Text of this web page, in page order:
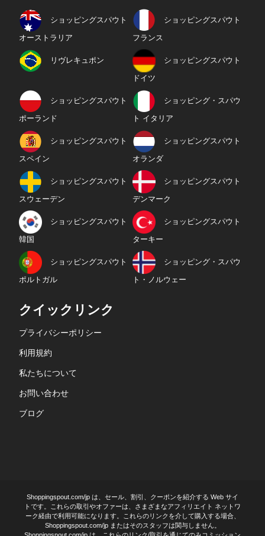
ショッピングスパウト
オーストラリア
ショッピングスパウト
フランス
リヴレキュポン ショッピングスパウト
ドイツ
ショッピングスパウト
ポーランド
ショッピング・スパウ
ト イタリア
ショッピングスパウト
スペイン
ショッピングスパウト
オランダ
ショッピングスパウト
スウェーデン
ショッピングスパウト
デンマーク
ショッピングスパウト
韓国
ショッピングスパウト
ターキー
ショッピングスパウト
ポルトガル
ショッピング・スパウ
ト・ノルウェー
クイックリンク
プライバシーポリシー
利用規約
私たちについて
お問い合わせ
ブログ
Shoppingspout.com/jp は、セール、割引、クーポンを紹介する Web サイ
トです。これらの取引やオファーは、さまざまなアフィリエイト ネットワ
ーク経由で利用可能になります。これらのリンクを介して購入する場合、
Shoppingspout.com/jp またはそのスタッフは関与しません。